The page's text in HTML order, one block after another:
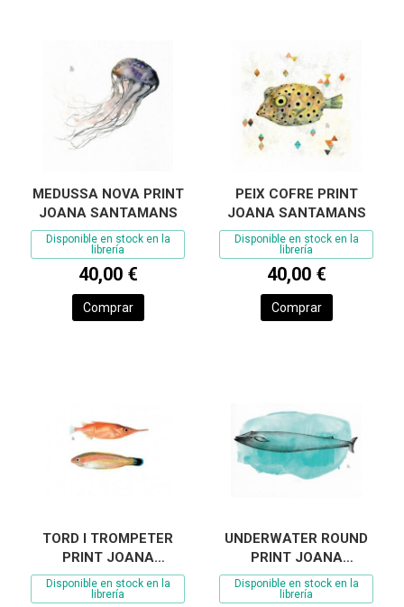
MEDUSSA NOVA PRINT
JOANA SANTAMANS
Disponible en stock en la
librería
40,00 €
Comprar
PEIX COFRE PRINT
JOANA SANTAMANS
Disponible en stock en la
librería
40,00 €
Comprar
TORD I TROMPETER
PRINT JOANA
SANTAMANS
Disponible en stock en la
librería
UNDERWATER ROUND
PRINT JOANA
SANTAMANS
Disponible en stock en la
librería